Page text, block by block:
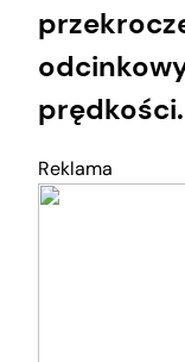
prędkości.
Reklama